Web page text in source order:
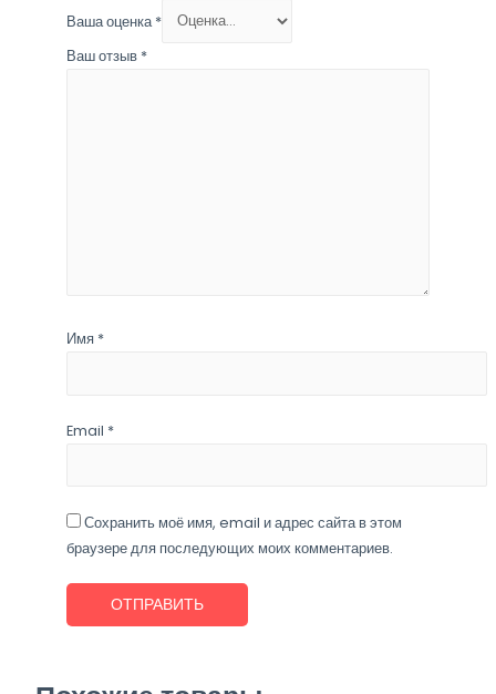
Ваша оценка *
Ваш отзыв *
Имя *
Email *
Сохранить моё имя, email и адрес сайта в этом
браузере для последующих моих комментариев.